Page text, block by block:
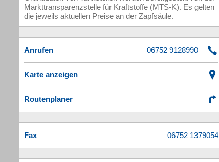
Markttransparenzstelle für Kraftstoffe (MTS-K). Es gelten
die jeweils aktuellen Preise an der Zapfsäule.
Anrufen
Karte anzeigen
Routenplaner
Fax